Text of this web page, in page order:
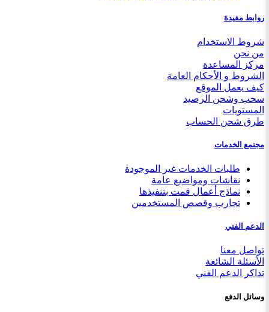
روابط مفيدة
شروط الاستخدام
من نحن
مركز المساعدة
الشروط و الأحكام العامة
كيف يعمل الموقع
سحب وشحن الرصيد
المستويات
طرق شحن الحساب
مجتمع الخدمات
طلبات الخدمات غير الموجودة
نقاشات ومواضيع عامة
نماذج أعمال قمت بتنفيذها
تجارب وقصص المستخدمين
الدعم الفني
تواصل معنا
الأسئلة الشائعة
تذاكر الدعم الفني
وسائل الدفع